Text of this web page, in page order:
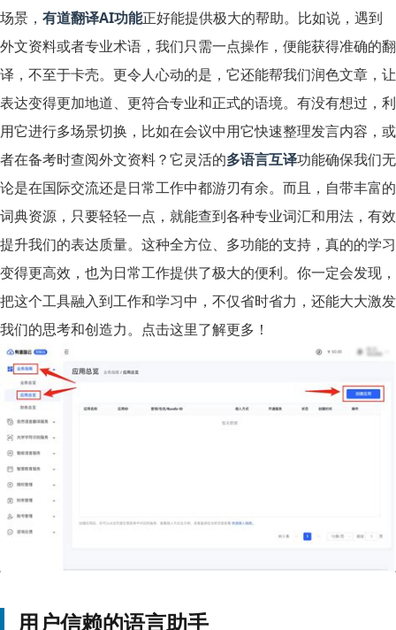
场景， 有道翻译AI功能正好能提供极大的帮助。比如说，遇到
外文资料或者专业术语，我们只需一点操作，便能获得准确的翻
译，不至于卡壳。更令人心动的是，它还能帮我们润色文章，让
表达变得更加地道、更符合专业和正式的语境。有没有想过，利
用它进行多场景切换，比如在会议中用它快速整理发言内容，或
者在备考时查阅外文资料？它灵活的多语言互译功能确保我们无
论是在国际交流还是日常工作中都游刃有余。而且，自带丰富的
词典资源，只要轻轻一点，就能查到各种专业词汇和用法，有效
提升我们的表达质量。这种全方位、多功能的支持，真的的学习
变得更高效，也为日常工作提供了极大的便利。你一定会发现，
把这个工具融入到工作和学习中，不仅省时省力，还能大大激发
我们的思考和创造力。点击这里了解更多！
用户信赖的语言助手